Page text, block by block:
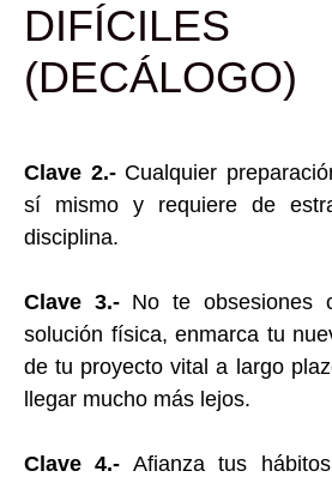
DIFÍCILES
(DECÁLOGO)
Clave 2.- Cualquier
sí mismo y requiere de
disciplina.
Clave 3.-No te obsesiones
solución física, enmarca tu
de tu proyecto vital a largo
llegar mucho más lejos.
Clave 4.- Afianza tus